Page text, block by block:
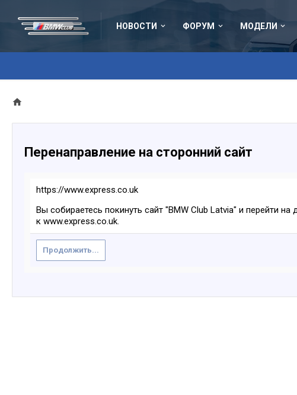
НОВОСТИ ФОРУМ МОДЕЛИ
Перенаправление на сторонний сайт
https://www.express.co.uk
Вы собираетесь покинуть сайт "BMW Club Latvia" и перейти
к www.express.co.uk.
Продолжить...